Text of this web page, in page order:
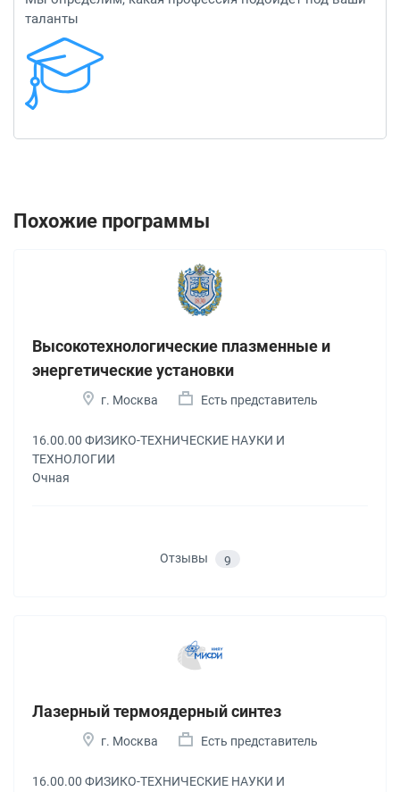
таланты
Похожие программы
Высокотехнологические плазменные и
энергетические установки
г. Москва Есть представитель
16.00.00 ФИЗИКО-ТЕХНИЧЕСКИЕ НАУКИ И
ТЕХНОЛОГИИ
Очная
Отзывы 9
Лазерный термоядерный синтез
г. Москва Есть представитель
16.00.00 ФИЗИКО-ТЕХНИЧЕСКИЕ НАУКИ И